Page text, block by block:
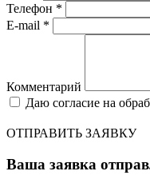
Телефон *
E-mail *
Комментарий
Даю согласие на
ОТПРАВИТЬ ЗАЯВКУ
Ваша заявка